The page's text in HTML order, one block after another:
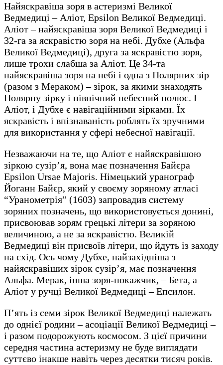
Найяскравіша зоря в астеризмі Великої
Ведмедиці – Аліот, Epsilon Великої Ведмедиці.
Аліот – найяскравіша зоря Великої Ведмедиці і
32-га за яскравістю зоря на небі. Дубхе (Альфа
Великої Ведмедиці), друга за яскравістю зоря,
лише трохи слабша за Аліот. Це 34-та
найяскравіша зоря на небі і одна з Полярних зір
(разом з Мераком) – зірок, за якими знаходять
Полярну зірку і північний небесний полюс. І
Аліот, і Дубхе є навігаційними зірками. Їх
яскравість і впізнаваність роблять їх зручними
для використання у сфері небесної навігації.
Незважаючи на те, що Аліот є найяскравішою
зіркою сузір’я, вона має позначення Байєра
Epsilon Ursae Majoris. Німецький уранограф
Йоганн Байєр, який у своєму зоряному атласі
“Уранометрія” (1603) запровадив систему
зоряних позначень, що використовується донині,
присвоював зорям грецькі літери за зоряною
величиною, а не за яскравістю. Великій
Ведмедиці він присвоїв літери, що йдуть із заходу
на схід. Ось чому Дубхе, найзахідніша з
найяскравіших зірок сузір’я, має позначення
Альфа. Мерак, інша зоря-покажчик, – Бета, а
Аліот у ручці Великої Ведмедиці – Епсилон.
П’ять із семи зірок Великої Ведмедиці належать
до однієї родини – асоціації Великої Ведмедиці –
і разом подорожують космосом. З цієї причини
середня частина астеризму не буде виглядати
суттєво інакше навіть через десятки тисяч років.